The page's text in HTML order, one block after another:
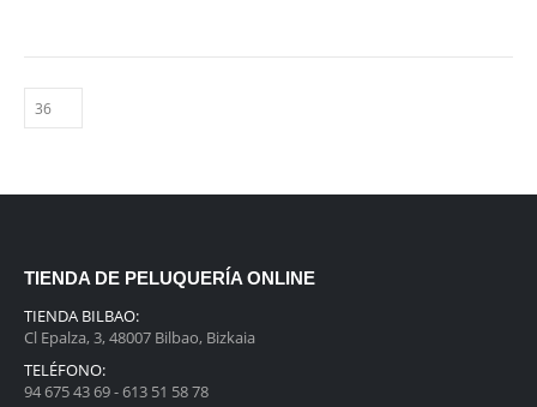
TIENDA DE PELUQUERÍA ONLINE
TIENDA BILBAO:
Cl Epalza, 3, 48007 Bilbao, Bizkaia
TELÉFONO:
94 675 43 69 - 613 51 58 78